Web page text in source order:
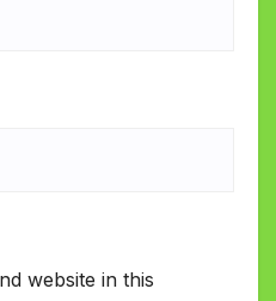
website in this